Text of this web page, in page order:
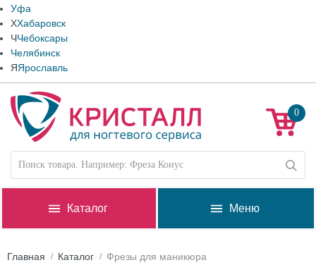
Уфа
ХХабаровск
ЧЧебоксары
Челябинск
ЯЯрославль
0
Каталог Меню
Главная Каталог Фрезы для маникюра